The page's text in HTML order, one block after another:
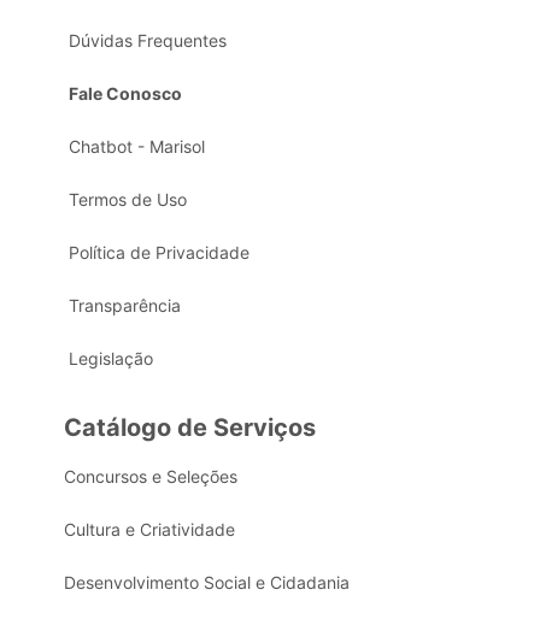
Dúvidas Frequentes
Fale Conosco
Chatbot - Marisol
Termos de Uso
Política de Privacidade
Transparência
Legislação
Catálogo de Serviços
Concursos e Seleções
Cultura e Criatividade
Desenvolvimento Social e Cidadania